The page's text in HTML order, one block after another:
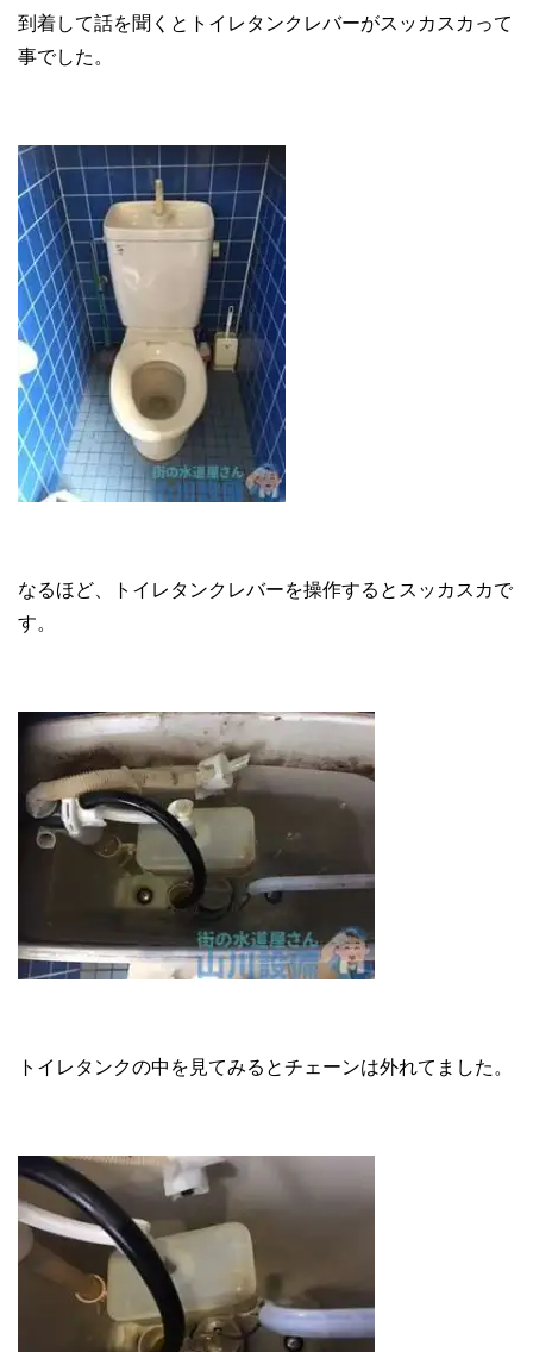
到着して話を聞くとトイレタンクレバーがスッカスカって
事でした。
なるほど、トイレタンクレバーを操作するとスッカスカで
す。
トイレタンクの中を見てみるとチェーンは外れてました。